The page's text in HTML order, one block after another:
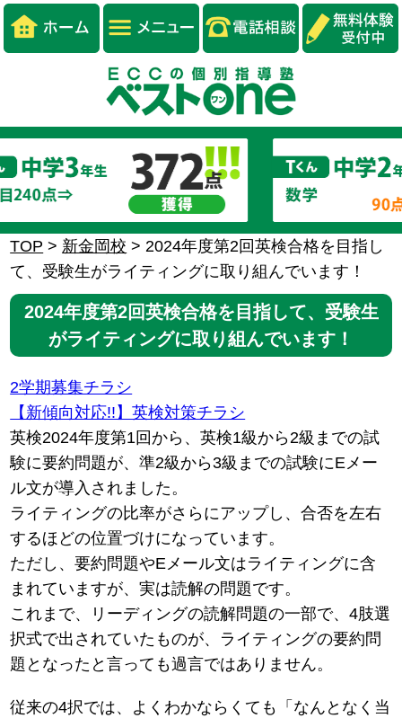
TOP > 新金岡校 >2024年度第2回英検合格を目指し
て、受験生がライティングに取り組んでいます！
2024年度第2回英検合格を目指して、受験生
がライティングに取り組んでいます！
2学期募集チラシ
【新傾向対応!!】英検対策チラシ
英検2024年度第1回から、英検1級から2級までの試
験に要約問題が、準2級から3級までの試験にEメー
ル文が導入されました。
ライティングの比率がさらにアップし、合否を左右
するほどの位置づけになっています。
ただし、要約問題やEメール文はライティングに含
まれていますが、実は読解の問題です。
これまで、リーディングの読解問題の一部で、4肢選
択式で出されていたものが、ライティングの要約問
題となったと言っても過言ではありません。
従来の4択では、よくわかならくても「なんとなく当